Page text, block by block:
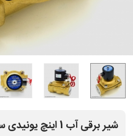
شیر برقی آب 1 اینچ یونیدی سری UW